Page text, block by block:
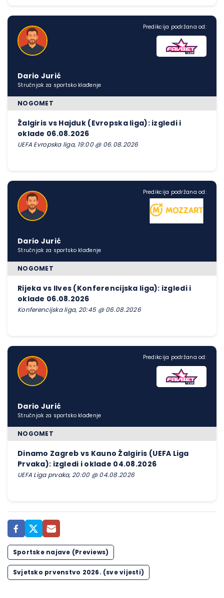
Predikcija podržana od:
Dario Jurić
Stručnjak za sportsko klađenje
NOGOMET
Žalgiris vs Hajduk (Evropska liga): izgledi i
oklade 06.08.2026
UEFA Evropska liga, 19:00 @ 06.08.2026
Predikcija podržana od:
Dario Jurić
Stručnjak za sportsko klađenje
NOGOMET
Rijeka vs Ilves (Konferencijska liga): izgledi i
oklade 06.08.2026
Konferencijska liga, 20:45 @ 06.08.2026
Predikcija podržana od:
Dario Jurić
Stručnjak za sportsko klađenje
NOGOMET
Dinamo Zagreb vs Kauno Žalgiris (UEFA Liga
Prvaka): izgledi i oklade 04.08.2026
UEFA Liga prvaka, 20:00 @ 04.08.2026
Sportske najave (Previews)
Svjetsko prvenstvo 2026. (sve vijesti)